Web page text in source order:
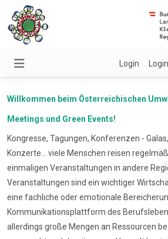
Login
Willkommen beim Österreichischen
Meetings und Green Events!
Kongresse, Tagungen, Konferenzen -
Konzerte... viele Menschen reisen
einmaligen Veranstaltungen in andere
Veranstaltungen sind ein wichtiger
eine fachliche oder emotionale
Kommunikationsplattform des
allerdings große Mengen an Ressourcen